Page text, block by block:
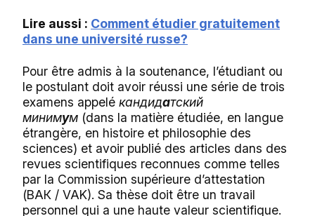
Lire aussi : Comment étudier gratuitement
dans une université russe?
Pour être admis à la soutenance, l’étudiant ou
le postulant doit avoir réussi une série de trois
examens appelé кандидатский
минимум (dans la matière étudiée, en langue
étrangère, en histoire et philosophie des
sciences) et avoir publié des articles dans des
revues scientifiques reconnues comme telles
par la Commission supérieure d’attestation
(ВАК / VAK). Sa thèse doit être un travail
personnel qui a une haute valeur scientifique.